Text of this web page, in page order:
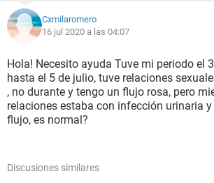
Cxmilaromero
16 jul 2020 a las 04:07
Hola! Necesito ayuda Tuve mi periodo el
hasta el 5 de julio, tuve relaciones
, no durante y tengo un flujo rosa, pero
relaciones estaba con infección urinaria
flujo, es normal?
Discusiones similares